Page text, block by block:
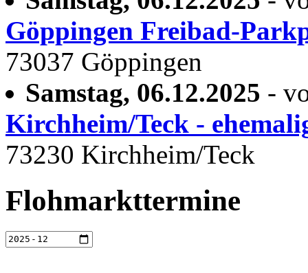
Göppingen Freibad-
73037 Göppingen
Samstag, 06.12.2025 -
Kirchheim/Teck -
73230 Kirchheim/Teck
Flohmarkttermine